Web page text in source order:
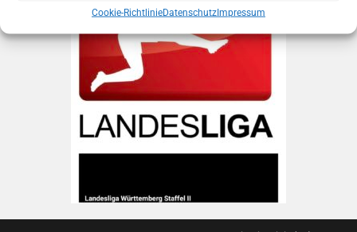
Cookie-RichtlinieDatenschutzImpressum